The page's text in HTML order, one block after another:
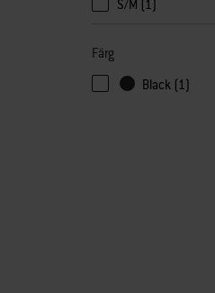
S/M (1)
Färg
Black (1)